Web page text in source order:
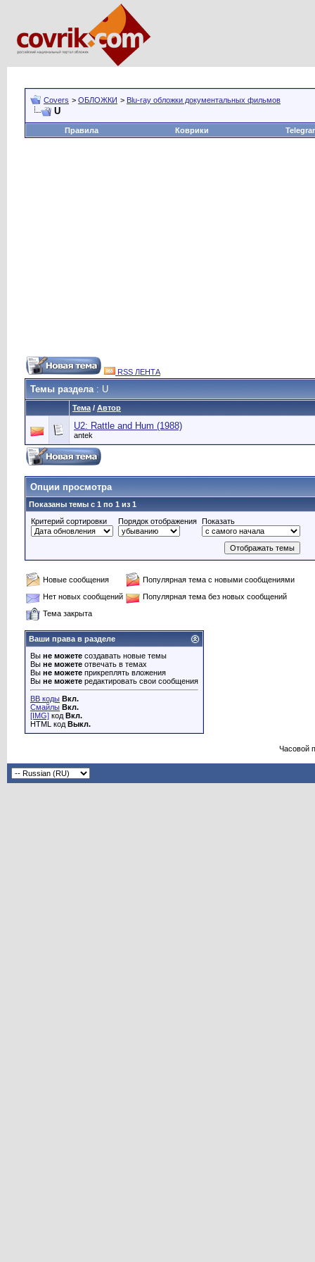
Covers > ОБЛОЖКИ > Blu-ray обложки документальных фильмов
U
Правила Коврики
RSS ЛЕНТА
Темы раздела: U
Тема / Автор
U2: Rattle and Hum (1988)
antek
Опции просмотра
Показаны темы с 1 по 1 из 1
Критерий сортировки
Порядок отображения Показать
Новые сообщения
Популярная тема с новыми сообщениями
Нет новых сообщений
Популярная тема без новых сообщений
Тема закрыта
Ваши права в разделе
Вы не можете создавать новые темы
Вы не можете отвечать в темах
Вы не можете прикреплять вложения
Вы не можете редактировать свои сообщения
BB коды Вкл.
Смайлы Вкл.
[IMG] код Вкл.
HTML код Выкл.
Часовой